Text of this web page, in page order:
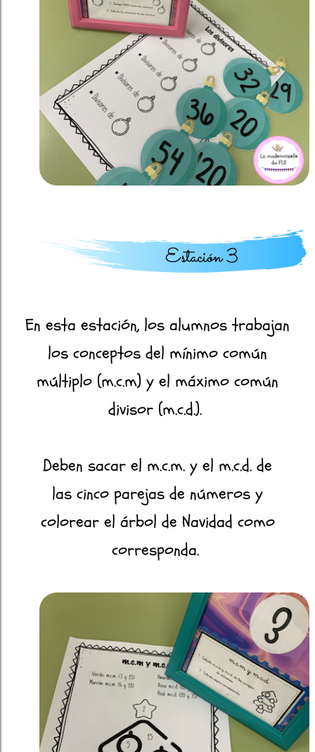
En esta estación, los alumnos trabajan
los conceptos del mínimo común
múltiplo (m.c.m) y el máximo común
divisor (m.c.d.).
Deben sacar el m.c.m. y el m.c.d. de
las cinco parejas de números y
colorear el árbol de Navidad como
corresponda.